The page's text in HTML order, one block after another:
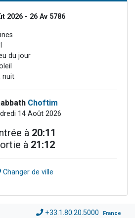
2026 - 26 Av 5786
du jour
nuit
Choftim
14 Août 2026
à 20:11
à 21:12
Changer de ville
+33.1.80.20.5000 France